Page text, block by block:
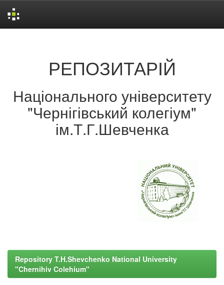
РЕПОЗИТАРІЙ
Національного університету
"Чернігівський колегіум"
ім.Т.Г.Шевченка
Repository T.H.Shevchenko National University
"Chernihiv Colehium"